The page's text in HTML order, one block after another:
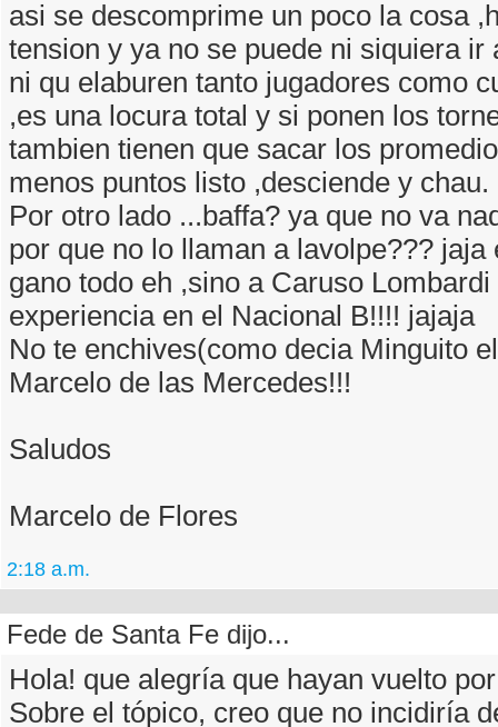
asi se descomprime un poco la cosa
tension y ya no se puede ni siquiera ir
ni qu elaburen tanto jugadores como
,es una locura total y si ponen los
tambien tienen que sacar los
menos puntos listo ,desciende y chau.
Por otro lado ...baffa? ya que no va
por que no lo llaman a lavolpe??? jaja
gano todo eh ,sino a Caruso
experiencia en el Nacional B!!!! jajaja
No te enchives(como decia Minguito
Marcelo de las Mercedes!!!
Saludos
Marcelo de Flores
2:18 a.m.
Fede de Santa Fe dijo...
Hola! que alegría que hayan vuelto
Sobre el tópico, creo que no incidiría